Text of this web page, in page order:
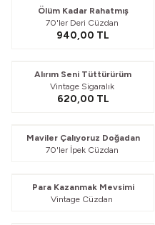
Ölüm Kadar Rahatmış
70'ler Deri Cüzdan
940,00 TL
Alırım Seni Tüttürürüm
Vintage Sigaralık
620,00 TL
Maviler Çalıyoruz Doğadan
70'ler İpek Cüzdan
Para Kazanmak Mevsimi
Vintage Cüzdan